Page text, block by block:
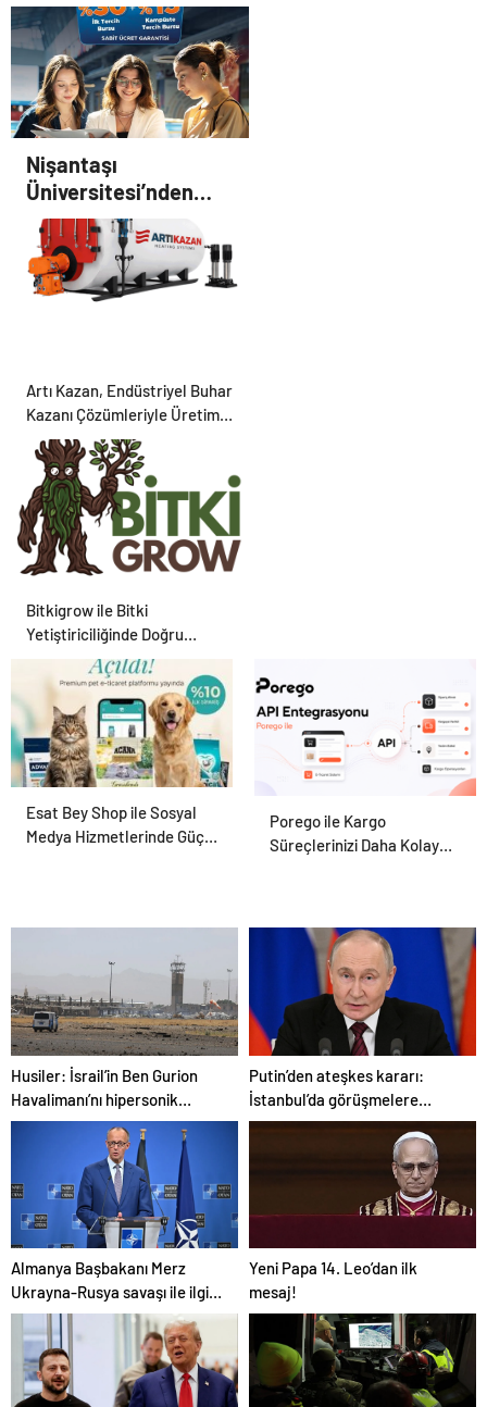
Nişantaşı
Üniversitesi’nden
2026 YKS Adaylarına
Çifte Güvence: Sabit
Ücret ve Kesintisiz
Burs
Artı Kazan, Endüstriyel Buhar
Kazanı Çözümleriyle Üretim
Tesislerine Verimli Sistemler
Sunuyor
Bitkigrow ile Bitki
Yetiştiriciliğinde Doğru
Ekipman ve Ürün Seçimi
Petmona : Kedi Maması ve
Köpek Maması İle Tüm Evcil
Porego ile Kargo
Süreçlerinizi Daha Kolay
Esat Bey Shop ile Sosyal
Medya Hizmetlerinde Güçlü
Husiler: İsrail’in Ben Gurion
Havalimanı’nı hipersonik
füzeyle hedef aldık
Putin’den ateşkes kararı:
İstanbul’da görüşmelere
başlamayı öneriyoruz
Almanya Başbakanı Merz
Ukrayna-Rusya savaşı ile ilgili
konuştu: “Top Moskova’nın
sahasında”
Yeni Papa 14. Leo’dan ilk
mesaj!